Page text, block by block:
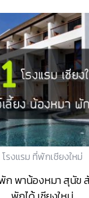
โรงแรม ที่พักเชียงใหม่
ก พาน้องหมา สุนัข